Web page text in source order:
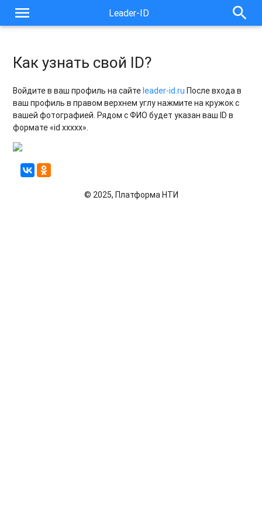
menu Leader-ID search
Как узнать свой ID?
Войдите в ваш профиль на сайтеleader-id.ru После входа в
ваш профиль в правом верхнем углу нажмите на кружок с
вашей фотографией. Рядом с ФИО будет указан ваш ID в
формате «id xxxxx».
© 2025, Платформа НТИ